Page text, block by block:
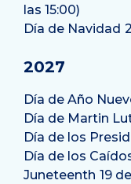
las 15:00)
Día de Navidad
2027
Día de Año
Día de Martin
Día de los
Día de los
Juneteenth 19